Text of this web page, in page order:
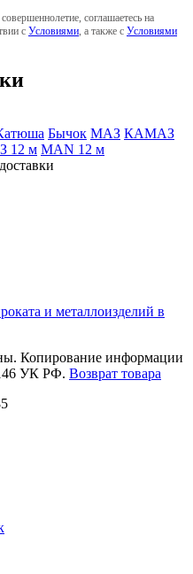
соглашаетесь на
с Условиями , а также с Условиями
Бычок МАЗ КАМАЗ
12 м MAN 12 м
Копирование информации
146 УК РФ. Возврат товара